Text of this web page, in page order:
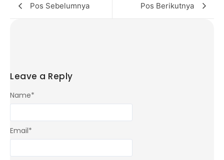
Pos Sebelumnya Pos Berikutnya
Leave a Reply
Name*
Email*